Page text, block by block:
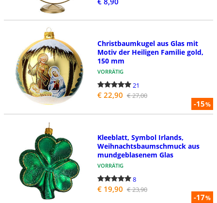
-15%
Christbaumkugel aus Glas mit
Motiv der Heiligen Familie gold,
150 mm
VORRÄTIG
21
€ 22,90 € 27,00
-17%
Kleeblatt, Symbol Irlands,
Weihnachtsbaumschmuck aus
mundgeblasenem Glas
VORRÄTIG
8
€ 19,90 € 23,90